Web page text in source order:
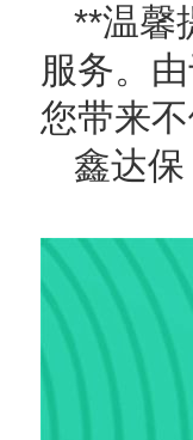
**温馨
服务。
您带来
鑫达